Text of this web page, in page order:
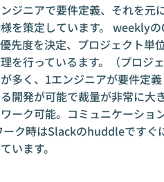
ジニアで要件定義、それを
を策定しています。 weekly
先度を決定、プロジェクト単
を行っているます。（プロ
多く、1エンジニアが要件定
開発が可能で裁量が非常に大
ーク可能。コミュニケーショ
ク時はSlackのhuddleですぐ
います。